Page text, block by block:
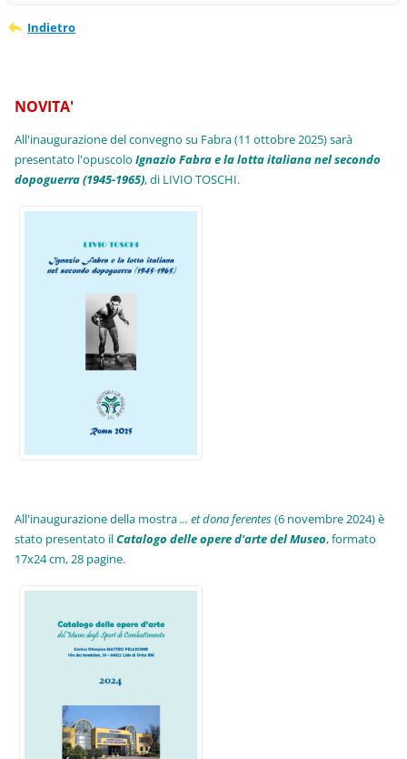
Indietro
NOVITA'
All'inaugurazione del convegno su Fabra (11 ottobre 2025) sarà
presentato l'opuscoloIgnazio Fabra e la lotta italiana nel secondo
dopoguerra (1945-1965), di LIVIO TOSCHI.
All'inaugurazione della mostra... et dona ferentes(6 novembre 2024) è
stato presentato ilCatalogo delle opere d'arte del Museo, formato
17x24 cm, 28 pagine.